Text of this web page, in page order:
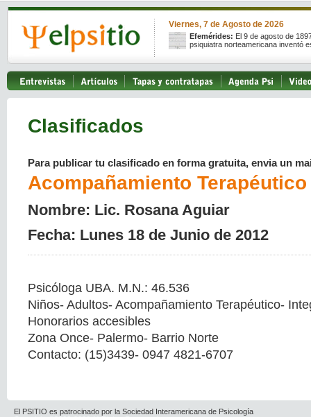
Viernes, 7 de Agosto de 2026
Efemérides: El 9 de agosto de
psiquiatra norteamericana inventó
Clasificados
Para publicar tu clasificado en forma gratuita, envia un
Acompañamiento Terapéutico
Nombre: Lic. Rosana Aguiar
Fecha: Lunes 18 de Junio de 2012
Psicóloga UBA. M.N.: 46.536
Niños- Adultos- Acompañamiento Terapéutico-
Honorarios accesibles
Zona Once- Palermo- Barrio Norte
Contacto: (15)3439- 0947 4821-6707
El PSITIO es patrocinado por la Sociedad Interamericana de Psicología